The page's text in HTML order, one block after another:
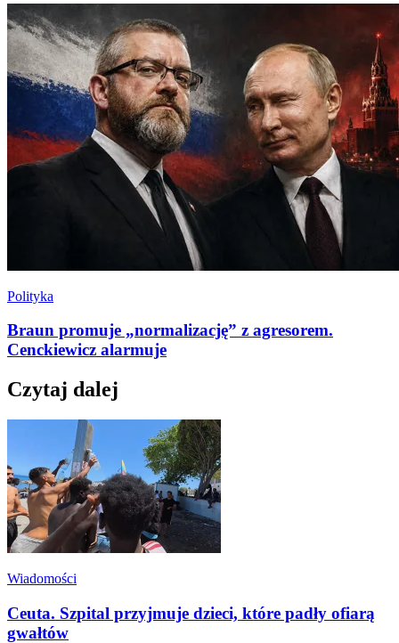
Polityka
Braun promuje „normalizację” z agresorem.
Cenckiewicz alarmuje
Czytaj dalej
Wiadomości
Ceuta. Szpital przyjmuje dzieci, które padły ofiarą
gwałtów